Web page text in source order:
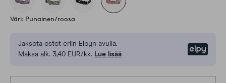
Väri: Punainen/roosa
Jaksota ostot eriin Elpyn avulla.
Maksa alk. 3,40 EUR/kk. Lue lisää